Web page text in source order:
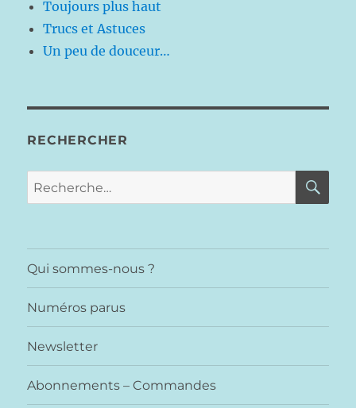
Toujours plus haut
Trucs et Astuces
Un peu de douceur…
RECHERCHER
Recherche
pour :
Qui sommes-nous ?
Numéros parus
Newsletter
Abonnements – Commandes